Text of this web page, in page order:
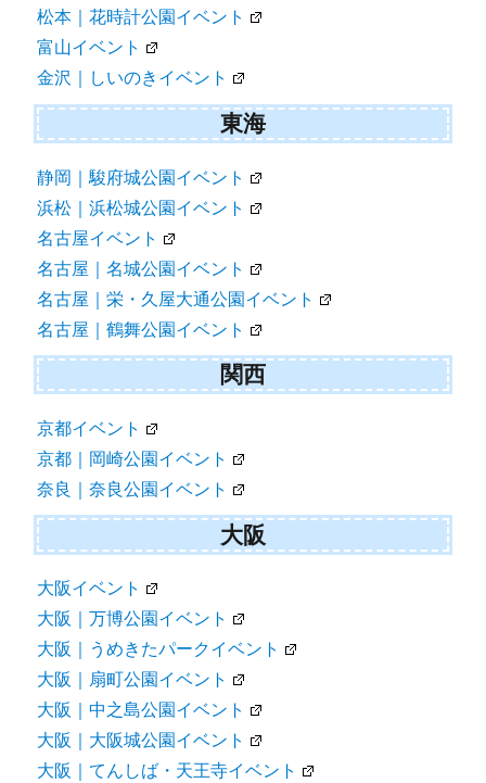
松本｜花時計公園イベント
富山イベント
金沢｜しいのきイベント
東海
静岡｜駿府城公園イベント
浜松｜浜松城公園イベント
名古屋イベント
名古屋｜名城公園イベント
名古屋｜栄・久屋大通公園イベント
名古屋｜鶴舞公園イベント
関西
京都イベント
京都｜岡崎公園イベント
奈良｜奈良公園イベント
大阪
大阪イベント
大阪｜万博公園イベント
大阪｜うめきたパークイベント
大阪｜扇町公園イベント
大阪｜中之島公園イベント
大阪｜大阪城公園イベント
大阪｜てんしば・天王寺イベント